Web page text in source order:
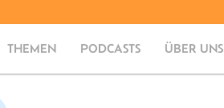
THEMEN PODCASTS ÜBER UNS